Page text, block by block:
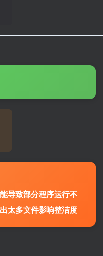
导致部分程序运行不
太多文件影响整洁度